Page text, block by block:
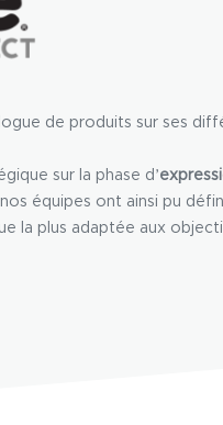
de produits sur ses
sur la phase d’
équipes ont ainsi pu
la plus adaptée aux